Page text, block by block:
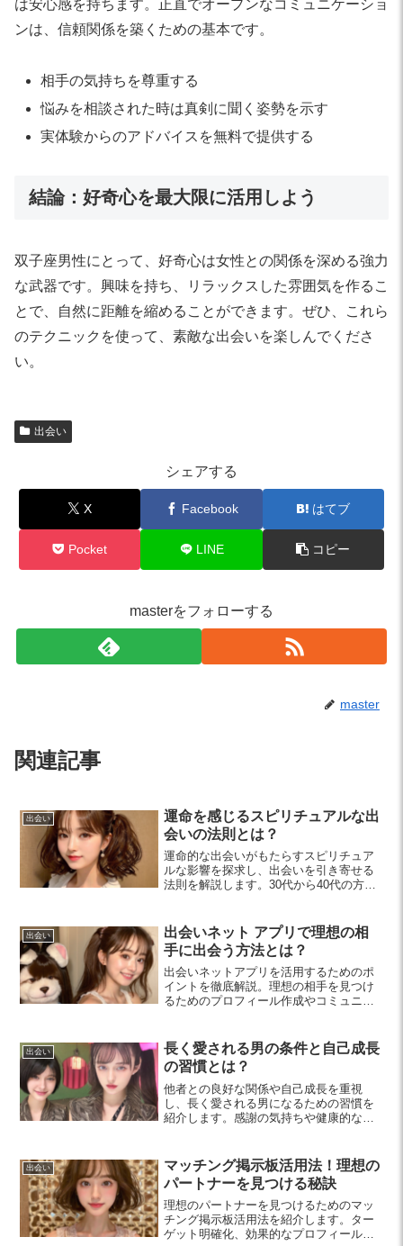
は安心感を持ちます。正直でオープンなコミュニケーショ
ンは、信頼関係を築くための基本です。
相手の気持ちを尊重する
悩みを相談された時は真剣に聞く姿勢を示す
実体験からのアドバイスを無料で提供する
結論：好奇心を最大限に活用しよう
双子座男性にとって、好奇心は女性との関係を深める強力
な武器です。興味を持ち、リラックスした雰囲気を作るこ
とで、自然に距離を縮めることができます。ぜひ、これら
のテクニックを使って、素敵な出会いを楽しんでくださ
い。
出会い
シェアする
X Facebook はてブ
Pocket LINE コピー
masterをフォローする
master
関連記事
出会い
運命を感じるスピリチュアルな出
会いの法則とは？
運命的な出会いがもたらすスピリチュア
ルな影響を探求し、出会いを引き寄せる
法則を解説します。30代から40代の方々
出会い
出会いネット アプリで理想の相
手に出会う方法とは？
出会いネットアプリを活用するためのポ
イントを徹底解説。理想の相手を見つけ
るためのプロフィール作成やコミュニケ
ます。
出会い
長く愛される男の条件と自己成長
の習慣とは？
他者との良好な関係や自己成長を重視
し、長く愛される男になるための習慣を
紹介します。感謝の気持ちや健康的なラ
出会い
マッチング掲示板活用法！理想の
パートナーを見つける秘訣
理想のパートナーを見つけるためのマッ
チング掲示板活用法を紹介します。ター
ゲット明確化、効果的なプロフィール作